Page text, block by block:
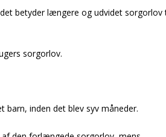
betyder længere og udvidet sorgorlov
sorgorlov.
inden det blev syv måneder.